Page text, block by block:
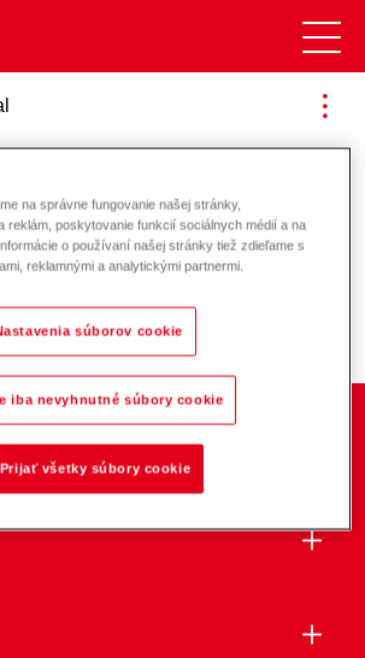
za energiu a životné
prostredie
na správne fungovanie našej stránky,
reklám, poskytovanie funkcií sociálnych médií a na
o používaní našej stránky tiež zdieľame s
reklamnými a analytickými partnermi.
súborov cookie
iba nevyhnutné súbory cookie
Prijať všetky súbory cookie